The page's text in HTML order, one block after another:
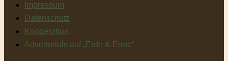
Impressum
Datenschutz
Kooperation
Advertorials auf „Erde & Ernte“